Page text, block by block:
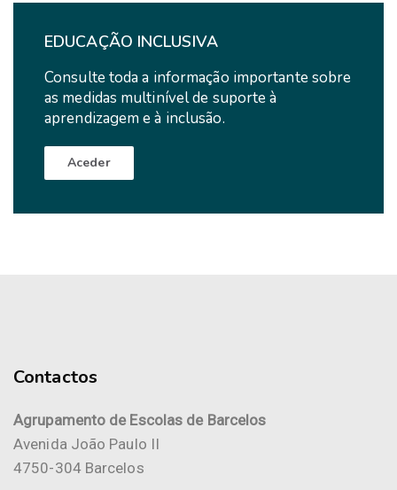
EDUCAÇÃO INCLUSIVA
Consulte toda a informação importante sobre
as medidas multinível de suporte à
aprendizagem e à inclusão.
Aceder
Contactos
Agrupamento de Escolas de Barcelos
Avenida João Paulo II
4750-304 Barcelos